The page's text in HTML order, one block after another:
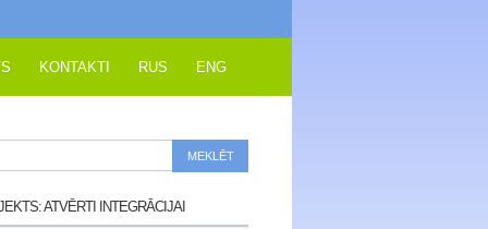
KONTAKTI RUS ENG
ATVĒRTI INTEGRĀCIJAI